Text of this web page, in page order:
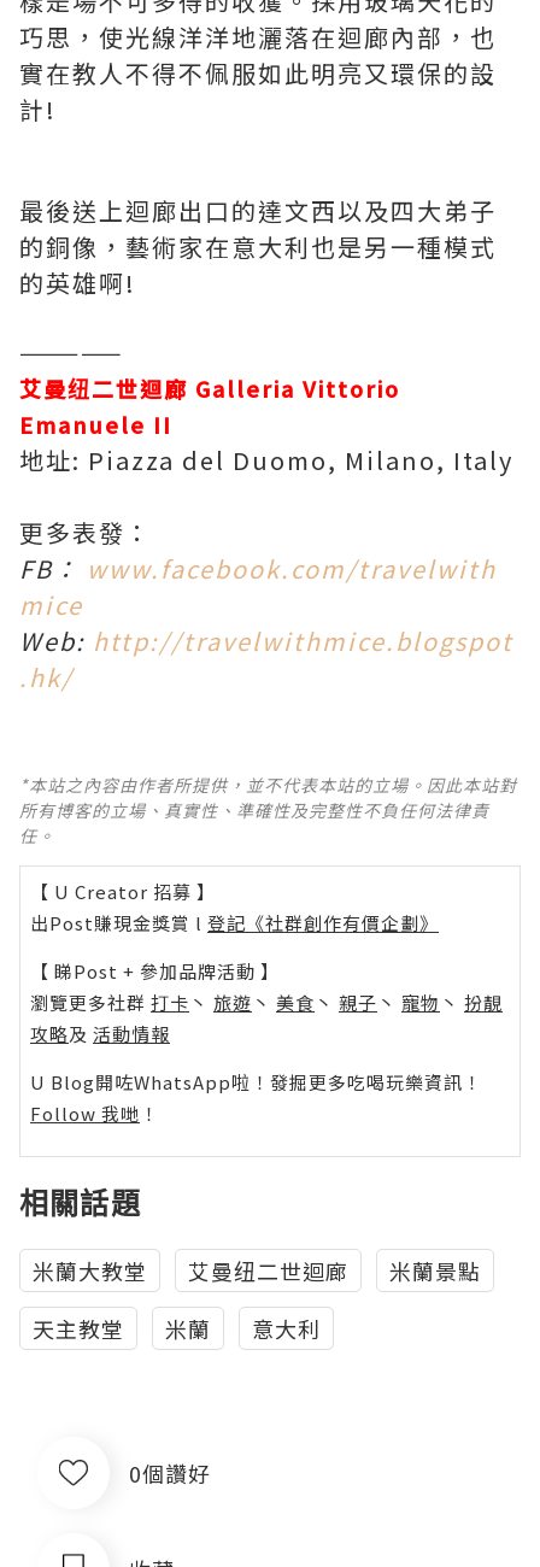
巧思，使光線洋洋地灑落在迴廊內部，也
實在教人不得不佩服如此明亮又環保的設
計!
最後送上迴廊出口的達文西以及四大弟子
的銅像，藝術家在意大利也是另一種模式
的英雄啊!
—————
艾曼纽二世迴廊 Galleria Vittorio
Emanuele II
地址: Piazza del Duomo, Milano, Italy
更多表發：
FB： www.facebook.com/travelwith
mice
Web: http://travelwithmice.blogspot
.hk/
*本站之內容由作者所提供，並不代表本站的立場。因此本站對
所有博客的立場、真實性、準確性及完整性不負任何法律責
任。
【 U Creator 招募 】
出Post賺現金獎賞 l 登記《社群創作有價企劃》
【 睇Post + 參加品牌活動 】
瀏覽更多社群 打卡 丶 旅遊 丶 美食 丶 親子 丶 寵物 丶 扮靚
攻略及 活動情報
U Blog開咗WhatsApp啦！發掘更多吃喝玩樂資訊！
Follow 我哋 ！
相關話題
米蘭大教堂 艾曼纽二世迴廊
米蘭景點
天主教堂
米蘭 意大利
0個讚好